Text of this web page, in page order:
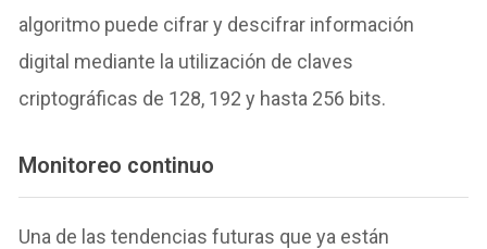
algoritmo puede cifrar y descifrar información
digital mediante la utilización de claves
criptográficas de 128, 192 y hasta 256 bits.
Monitoreo continuo
Una de las tendencias futuras que ya están